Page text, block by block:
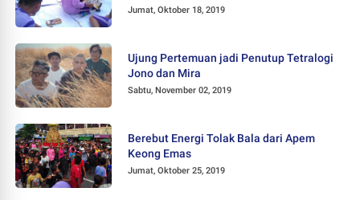
Jumat, Oktober 18, 2019
Ujung Pertemuan jadi Penutup Tetralogi
Jono dan Mira
Sabtu, November 02, 2019
Berebut Energi Tolak Bala dari Apem
Keong Emas
Jumat, Oktober 25, 2019